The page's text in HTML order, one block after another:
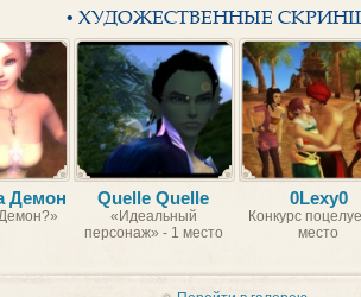
• ХУДОЖЕСТВЕННЫЕ
Демон Quelle Quelle
«Идеальный
персонаж» - 1 место
0Lexy0
Конкурс
место